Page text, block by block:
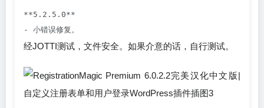
**5.2.5.0**
- 小错误修复。
经JOTTI测试，文件安全。如果介意的话，自行测试。